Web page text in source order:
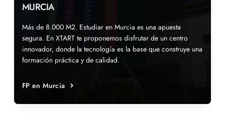
MURCIA
Más de 8.000 M2. Estudiar en Murcia es una apuesta
segura. En XTART te proponemos disfrutar de un centro
innovador, donde la tecnología es la base que construye una
formación práctica y de calidad.
FP en Murcia